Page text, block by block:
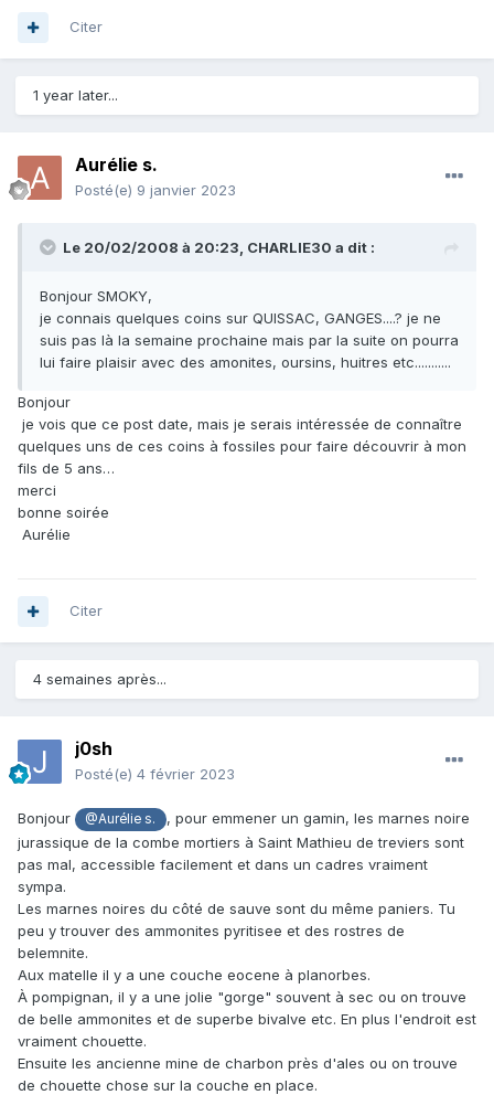
Citer
1 year later...
Aurélie s.
Posté(e) 9 janvier 2023
Le 20/02/2008 à 20:23, CHARLIE30 a dit :
Bonjour SMOKY,
je connais quelques coins sur QUISSAC, GANGES....? je ne
suis pas là la semaine prochaine mais par la suite on pourra
lui faire plaisir avec des amonites, oursins, huitres etc...........
Bonjour
je vois que ce post date, mais je serais intéressée de connaître
quelques uns de ces coins à fossiles pour faire découvrir à mon
fils de 5 ans…
merci
bonne soirée
Aurélie
Citer
4 semaines après...
j0sh
Posté(e) 4 février 2023
Bonjour @Aurélie s.
, pour emmener un gamin, les marnes noire
jurassique de la combe mortiers à Saint Mathieu de treviers sont
pas mal, accessible facilement et dans un cadres vraiment
sympa.
Les marnes noires du côté de sauve sont du même paniers. Tu
peu y trouver des ammonites pyritisee et des rostres de
belemnite.
Aux matelle il y a une couche eocene à planorbes.
À pompignan, il y a une jolie "gorge" souvent à sec ou on trouve
de belle ammonites et de superbe bivalve etc. En plus l'endroit est
vraiment chouette.
Ensuite les ancienne mine de charbon près d'ales ou on trouve
de chouette chose sur la couche en place.